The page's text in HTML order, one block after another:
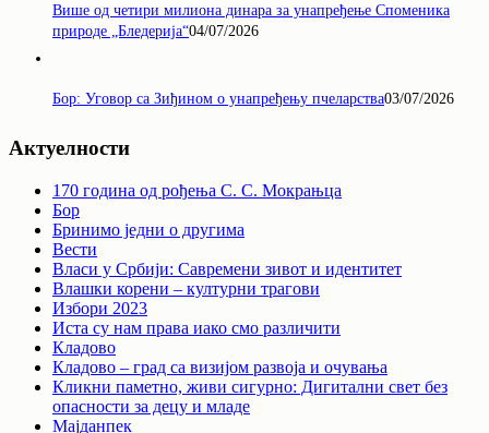
Више од четири милиона динара за унапређење Споменика
природе „Бледерија“04/07/2026
Бор: Уговор са Зиђином о унапређењу пчеларства03/07/2026
Актуелности
170 година од рођења С. С. Мокрањца
Бор
Бринимо једни о другима
Вести
Власи у Србији: Савремени зивот и идентитет
Влашки корени – културни трагови
Избори 2023
Иста су нам права иако смо различити
Кладово
Кладово – град са визијом развоја и очувања
Кликни паметно, живи сигурно: Дигитални свет без
опасности за децу и младе
Мајданпек